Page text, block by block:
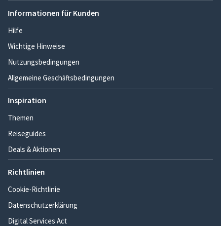
Informationen für Kunden
Hilfe
Wichtige Hinweise
Nutzungsbedingungen
Allgemeine Geschäftsbedingungen
Inspiration
Themen
Reiseguides
Deals & Aktionen
Richtlinien
Cookie-Richtlinie
Datenschutzerklärung
Digital Services Act